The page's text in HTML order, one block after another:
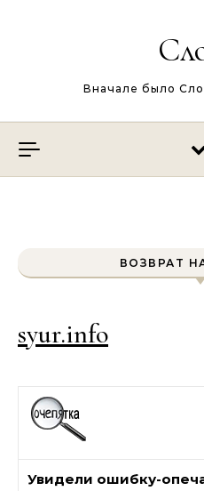
Вначале было
ВОЗВРАТ
syur.info
Увидели ошибку-